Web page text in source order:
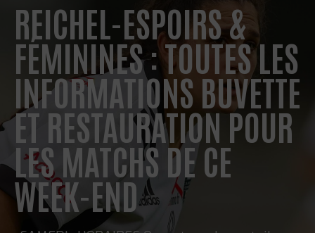
REICHEL-ESPOIRS &
FÉMININES : TOUTES LES
INFORMATIONS BUVETTE
ET RESTAURATION POUR
LES MATCHS DE CE
WEEK-END